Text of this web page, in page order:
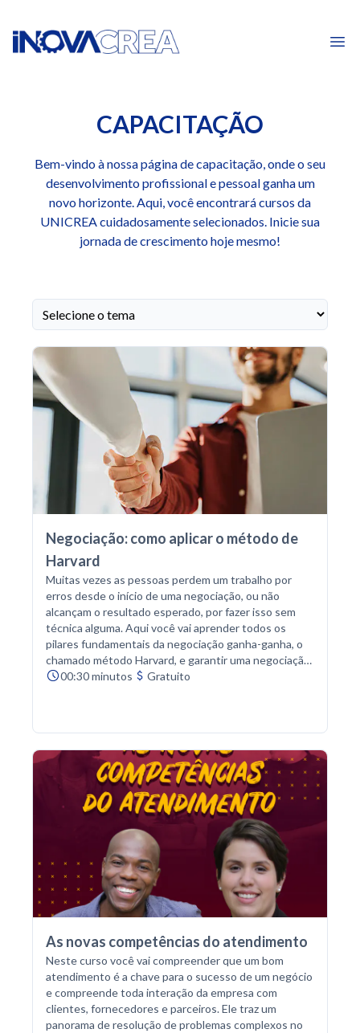
CAPACITAÇÃO
Bem-vindo à nossa página de capacitação, onde o seu
desenvolvimento profissional e pessoal ganha um
novo horizonte. Aqui, você encontrará cursos da
UNICREA cuidadosamente selecionados. Inicie sua
jornada de crescimento hoje mesmo!
Negociação: como aplicar o método de
Harvard
Muitas vezes as pessoas perdem um trabalho por
erros desde o início de uma negociação, ou não
alcançam o resultado esperado, por fazer isso sem
técnica alguma. Aqui você vai aprender todos os
pilares fundamentais da negociação ganha-ganha, o
chamado método Harvard, e garantir uma negociação
mais efetiva e bem-sucedida.
00:30 minutos Gratuito
As novas competências do atendimento
Neste curso você vai compreender que um bom
atendimento é a chave para o sucesso de um negócio
e compreende toda interação da empresa com
clientes, fornecedores e parceiros. Ele traz um
panorama de resolução de problemas complexos no